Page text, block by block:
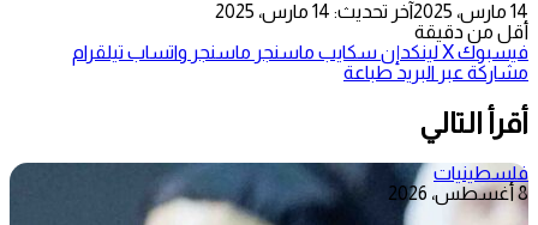
14 مارس، 2025
آخر تحديث: 14 مارس، 2025
أقل من دقيقة
فيسبوك‫Xلينكدإن سكايب ماسنجر ماسنجر واتساب تيلقرام
مشاركة عبر البريد طباعة
أقرأ التالي
فلسطينيات
8 أغسطس، 2026